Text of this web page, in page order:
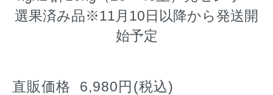
選果済み品※11月10日以降から発送開
始予定
直販価格 6,980円(税込)